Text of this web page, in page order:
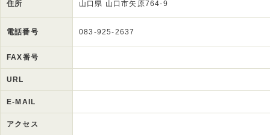
住所 山口県 山口市矢原764-9
電話番号 083-925-2637
FAX番号
URL
E-MAIL
アクセス